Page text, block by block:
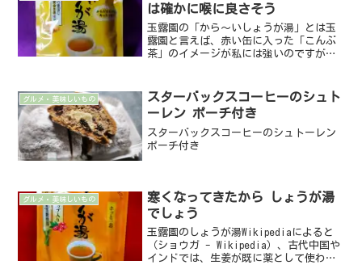
は確かに喉に良さそう
玉露園の「から～いしょうが湯」とは玉
露園と言えば、赤い缶に入った「こんぶ
茶」のイメージが私には強いのですが、
しょうが湯」を試飲させてもらいまし
た。公式サイトの説明による...
グルメ・美味しいもの
スターバックスコーヒーのシュト
ーレン ポーチ付き
スターバックスコーヒーのシュトーレン
ポーチ付き
グルメ・美味しいもの
寒くなってきたから しょうが湯
でしょう
玉露園のしょうが湯Wikipediaによると
（ショウガ - Wikipedia）、古代中国や
インドでは、生姜が既に薬として使われ